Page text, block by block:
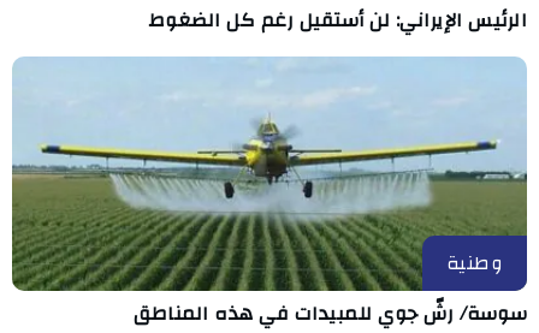
الرئيس الإيراني: لن أستقيل رغم كل الضغوط
وطنية
سوسة/ رشّ جوي للمبيدات في هذه المناطق